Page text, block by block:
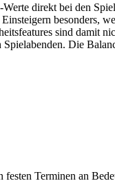
direkt bei den
besonders,
sind damit
Die
Terminen an